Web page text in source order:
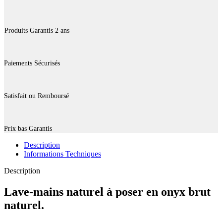
Produits Garantis 2 ans
Paiements Sécurisés
Satisfait ou Remboursé
Prix bas Garantis
Description
Informations Techniques
Description
Lave-mains naturel à poser en onyx brut
naturel.